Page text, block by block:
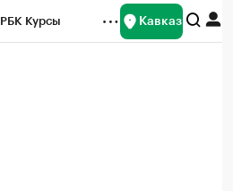
РБК Курсы Кавказ